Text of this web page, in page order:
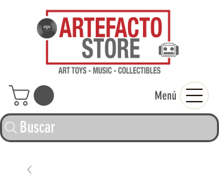
Buscar
Menú